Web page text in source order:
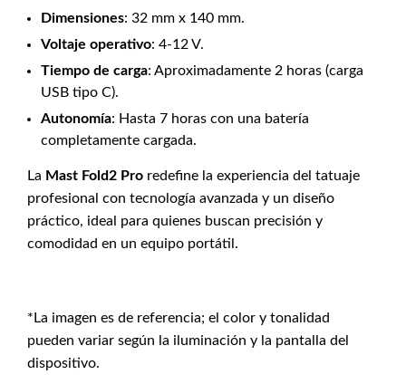
Dimensiones: 32 mm x 140 mm.
Voltaje operativo: 4-12 V.
Tiempo de carga: Aproximadamente 2 horas (carga
USB tipo C).
Autonomía: Hasta 7 horas con una batería
completamente cargada.
La Mast Fold2 Pro redefine la experiencia del tatuaje
profesional con tecnología avanzada y un diseño
práctico, ideal para quienes buscan precisión y
comodidad en un equipo portátil.
*La imagen es de referencia; el color y tonalidad
pueden variar según la iluminación y la pantalla del
dispositivo.